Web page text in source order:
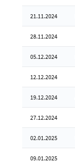
21.11.2024
28.11.2024
05.12.2024
12.12.2024
19.12.2024
27.12.2024
02.01.2025
09.01.2025